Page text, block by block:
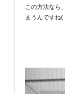
この方法なら
まうんですね(